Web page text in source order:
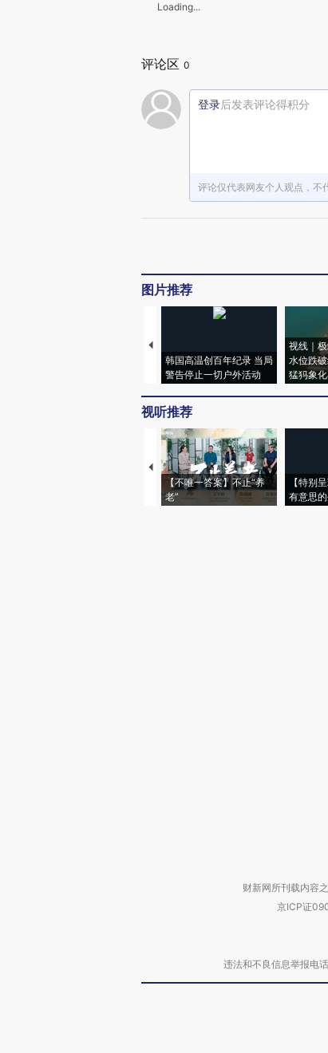
Loading...
评论区 0
登录后发表评论得积分
评论仅代表网友个人观点，不
图片推荐
韩国高温创百年纪录 当局
警告停止一切户外活动
视线｜
水位跌
猛犸象
视听推荐
【不唯一答案】不止“养
老”
【特别
有意思
财新网所刊载内容
京ICP证
违法和不良信息举报电